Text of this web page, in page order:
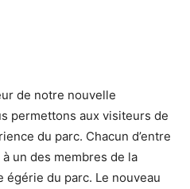
de notre nouvelle
permettons aux visiteurs de
du parc. Chacun d’entre
un des membres de la
égérie du parc. Le nouveau